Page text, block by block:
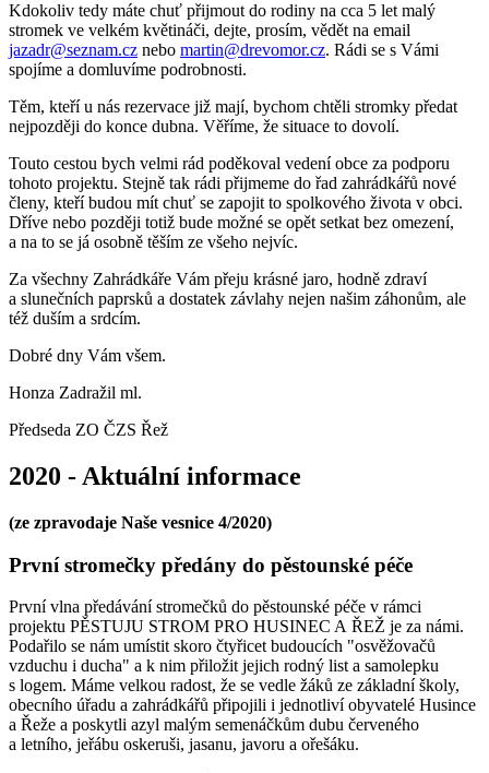
Kdokoliv tedy máte chuť přijmout do rodiny na cca 5 let malý
stromek ve velkém květináči, dejte, prosím, vědět na email
jazadr@seznam.cz nebo martin@drevomor.cz. Rádi se s Vámi
spojíme a domluvíme podrobnosti.
Těm, kteří u nás rezervace již mají, bychom chtěli stromky předat
nejpozději do konce dubna. Věříme, že situace to dovolí.
Touto cestou bych velmi rád poděkoval vedení obce za podporu
tohoto projektu. Stejně tak rádi přijmeme do řad zahrádkářů nové
členy, kteří budou mít chuť se zapojit to spolkového života v obci.
Dříve nebo později totiž bude možné se opět setkat bez omezení,
a na to se já osobně těším ze všeho nejvíc.
Za všechny Zahrádkáře Vám přeju krásné jaro, hodně zdraví
a slunečních paprsků a dostatek závlahy nejen našim záhonům, ale
též duším a srdcím.
Dobré dny Vám všem.
Honza Zadražil ml.
Předseda ZO ČZS Řež
2020 - Aktuální informace
(ze zpravodaje Naše vesnice 4/2020)
První stromečky předány do pěstounské péče
První vlna předávání stromečků do pěstounské péče v rámci
projektu PĚSTUJU STROM PRO HUSINEC A ŘEŽ je za námi.
Podařilo se nám umístit skoro čtyřicet budoucích "osvěžovačů
vzduchu i ducha" a k nim přiložit jejich rodný list a samolepku
s logem. Máme velkou radost, že se vedle žáků ze základní školy,
obecního úřadu a zahrádkářů připojili i jednotliví obyvatelé Husince
a Řeže a poskytli azyl malým semenáčkům dubu červeného
a letního, jeřábu oskeruši, jasanu, javoru a ořešáku.